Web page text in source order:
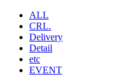
ALL
CRL.
Delivery
Detail
etc
EVENT